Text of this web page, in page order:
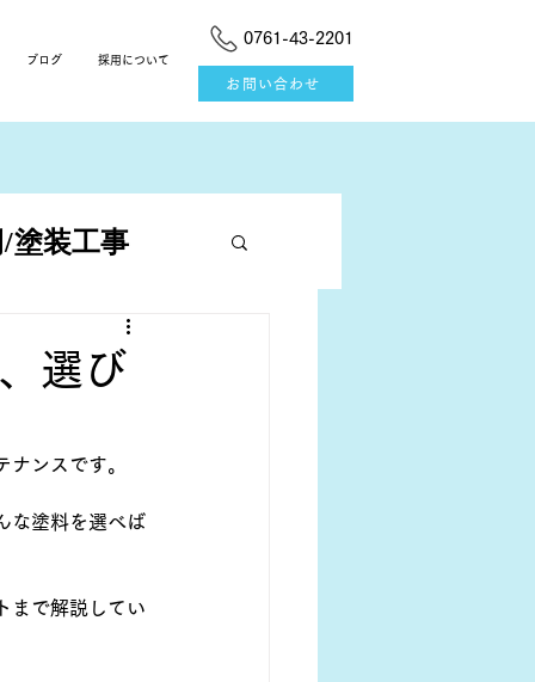
ブログ 採用について
0761-43-2201
お問い合わせ
塗装工事
選び
ンスです。
な塗料を選べば
まで解説してい